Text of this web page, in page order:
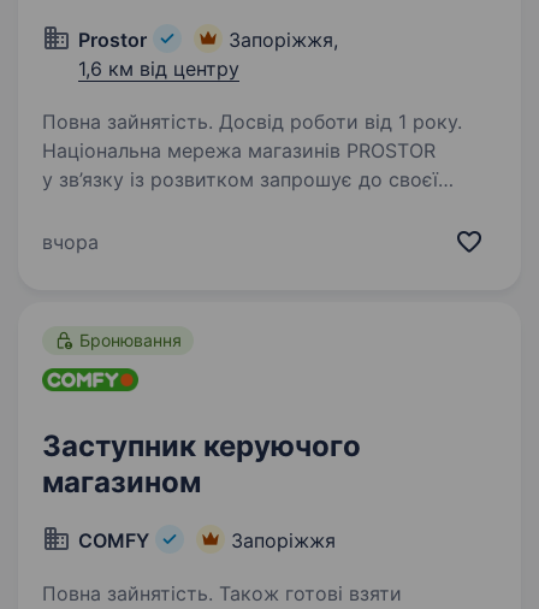
Prostor
Запоріжжя,
1,6 км від центру
Повна зайнятість. Досвід роботи від 1 року.
Національна мережа магазинів PROSTOR
у зв’язку із розвитком запрошує до своєї
вул. Сталеварів 32. Вимоги: досвід роботи
вчора
Бронювання
Заступник керуючого
магазином
COMFY Запоріжжя
Повна зайнятість. Також готові взяти